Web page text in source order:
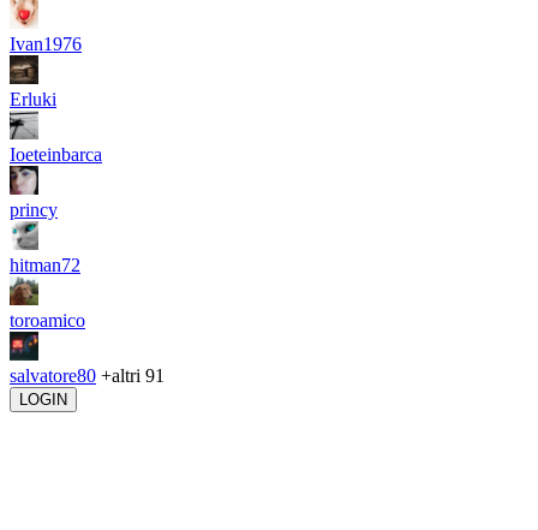
Ivan1976
Erluki
Ioeteinbarca
princy
hitman72
toroamico
salvatore80 +altri 91
LOGIN